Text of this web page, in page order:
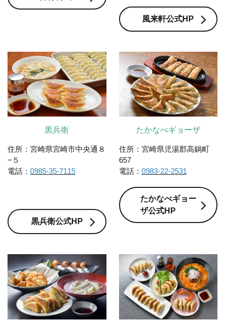
風来軒公式HP
黒兵衛
住所：宮崎県宮崎市中央通８
−５
電話： 0985-35-7115
黒兵衛公式HP
たかなべギョーザ
住所：宮崎県児湯郡高鍋町
657
電話： 0983-22-2531
たかなべギョー
ザ公式HP